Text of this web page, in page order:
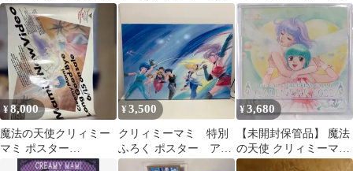
フライヤー チラシ昭
和 当時物 激レア
増刊号 クリィミー
マミ
¥8,000
魔法の天使クリィミー
マミ ポスター
840×1188㎜(A倍版)
¥3,500
クリィミーマミ 特別
ふろく ポスター アニ
メージュレコード
¥3,680
【未開封保管品】 魔法
の天使 クリィミーマミ
卓上カレンダー 2022 高